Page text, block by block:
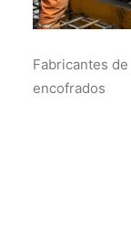
Fabricantes
encofrados